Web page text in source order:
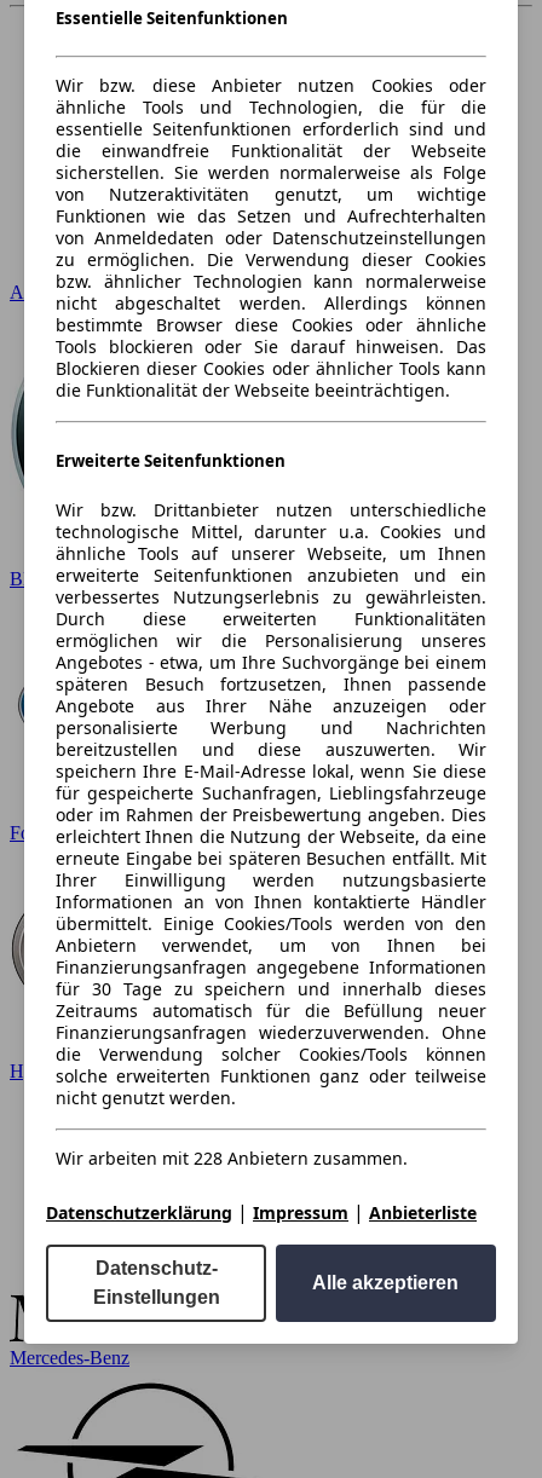
Audi
BMW
Ford
Hyundai
Mercedes-Benz
Essentielle Seitenfunktionen
Wir bzw. diese Anbieter nutzen Cookies oder
ähnliche Tools und Technologien, die für die
essentielle Seitenfunktionen erforderlich sind und
die einwandfreie Funktionalität der Webseite
sicherstellen. Sie werden normalerweise als Folge
von Nutzeraktivitäten genutzt, um wichtige
Funktionen wie das Setzen und Aufrechterhalten
von Anmeldedaten oder Datenschutzeinstellungen
zu ermöglichen. Die Verwendung dieser Cookies
bzw. ähnlicher Technologien kann normalerweise
nicht abgeschaltet werden. Allerdings können
bestimmte Browser diese Cookies oder ähnliche
Tools blockieren oder Sie darauf hinweisen. Das
Blockieren dieser Cookies oder ähnlicher Tools kann
die Funktionalität der Webseite beeinträchtigen.
Erweiterte Seitenfunktionen
Wir bzw. Drittanbieter nutzen unterschiedliche
technologische Mittel, darunter u.a. Cookies und
ähnliche Tools auf unserer Webseite, um Ihnen
erweiterte Seitenfunktionen anzubieten und ein
verbessertes Nutzungserlebnis zu gewährleisten.
Durch diese erweiterten Funktionalitäten
ermöglichen wir die Personalisierung unseres
Angebotes - etwa, um Ihre Suchvorgänge bei einem
späteren Besuch fortzusetzen, Ihnen passende
Angebote aus Ihrer Nähe anzuzeigen oder
personalisierte Werbung und Nachrichten
bereitzustellen und diese auszuwerten. Wir
speichern Ihre E-Mail-Adresse lokal, wenn Sie diese
für gespeicherte Suchanfragen, Lieblingsfahrzeuge
oder im Rahmen der Preisbewertung angeben. Dies
erleichtert Ihnen die Nutzung der Webseite, da eine
erneute Eingabe bei späteren Besuchen entfällt. Mit
Ihrer Einwilligung werden nutzungsbasierte
Informationen an von Ihnen kontaktierte Händler
übermittelt. Einige Cookies/Tools werden von den
Anbietern verwendet, um von Ihnen bei
Finanzierungsanfragen angegebene Informationen
für 30 Tage zu speichern und innerhalb dieses
Zeitraums automatisch für die Befüllung neuer
Finanzierungsanfragen wiederzuverwenden. Ohne
die Verwendung solcher Cookies/Tools können
solche erweiterten Funktionen ganz oder teilweise
nicht genutzt werden.
Wir arbeiten mit 228 Anbietern zusammen.
Datenschutzerklärung | Impressum | Anbieterliste
Datenschutz-
Einstellungen
Alle akzeptieren